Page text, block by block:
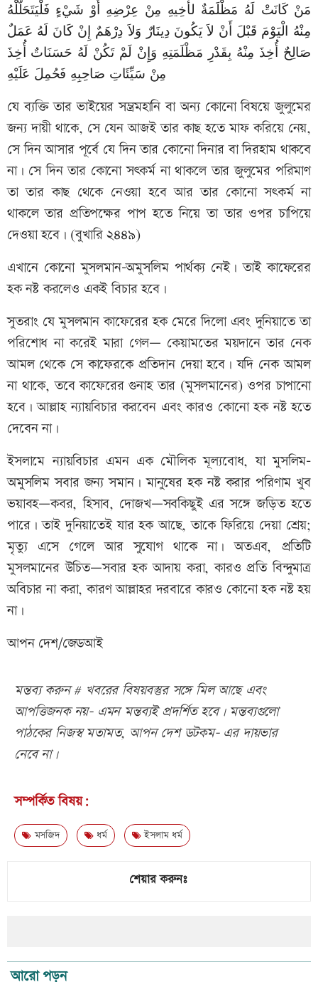
مَنْ كَانَتْ لَهُ مَظْلَمَةٌ لأَخِيهِ مِنْ عِرْضِهِ أَوْ شَيْءٍ فَلْيَتَحَلَّلْهُ
مِنْهُ الْيَوْمَ قَبْلَ أَنْ لاَ يَكُونَ دِينَارٌ وَلاَ دِرْهَمٌ إِنْ كَانَ لَهُ عَمَلٌ
صَالِحٌ أُخِذَ مِنْهُ بِقَدْرِ مَظْلَمَتِهِ وَإِنْ لَمْ تَكُنْ لَهُ حَسَنَاتٌ أُخِذَ
مِنْ سَيِّئَاتِ صَاحِبِهِ فَحُمِلَ عَلَيْهِ
যে ব্যক্তি তার ভাইয়ের সম্ভ্রমহানি বা অন্য কোনো বিষয়ে জুলুমের
জন্য দায়ী থাকে, সে যেন আজই তার কাছ হতে মাফ করিয়ে নেয়,
সে দিন আসার পূর্বে যে দিন তার কোনো দিনার বা দিরহাম থাকবে
না। সে দিন তার কোনো সৎকর্ম না থাকলে তার জুলুমের পরিমাণ
তা তার কাছ থেকে নেওয়া হবে আর তার কোনো সৎকর্ম না
থাকলে তার প্রতিপক্ষের পাপ হতে নিয়ে তা তার ওপর চাপিয়ে
দেওয়া হবে। (বুখারি ২৪৪৯)
এখানে কোনো মুসলমান–অমুসলিম পার্থক্য নেই। তাই কাফেরের
হক নষ্ট করলেও একই বিচার হবে।
সুতরাং যে মুসলমান কাফেরের হক মেরে দিলো এবং দুনিয়াতে তা
পরিশোধ না করেই মারা গেল— কেয়ামতের ময়দানে তার নেক
আমল থেকে সে কাফেরকে প্রতিদান দেয়া হবে। যদি নেক আমল
না থাকে, তবে কাফেরের গুনাহ তার (মুসলমানের) ওপর চাপানো
হবে। আল্লাহ ন্যায়বিচার করবেন এবং কারও কোনো হক নষ্ট হতে
দেবেন না।
ইসলামে ন্যায়বিচার এমন এক মৌলিক মূল্যবোধ, যা মুসলিম–
অমুসলিম সবার জন্য সমান। মানুষের হক নষ্ট করার পরিণাম খুব
ভয়াবহ—কবর, হিসাব, দোজখ—সবকিছুই এর সঙ্গে জড়িত হতে
পারে। তাই দুনিয়াতেই যার হক আছে, তাকে ফিরিয়ে দেয়া শ্রেয়;
মৃত্যু এসে গেলে আর সুযোগ থাকে না। অতএব, প্রতিটি
মুসলমানের উচিত—সবার হক আদায় করা, কারও প্রতি বিন্দুমাত্র
অবিচার না করা, কারণ আল্লাহর দরবারে কারও কোনো হক নষ্ট হয়
না।
আপন দেশ/জেডআই
মন্তব্য করুন # খবরের বিষয়বস্তুর সঙ্গে মিল আছে এবং
আপত্তিজনক নয়- এমন মন্তব্যই প্রদর্শিত হবে। মন্তব্যগুলো
পাঠকের নিজস্ব মতামত, আপন দেশ ডটকম- এর দায়ভার
নেবে না।
সম্পর্কিত বিষয়:
মসজিদ ধর্ম ইসলাম ধর্ম
শেয়ার করুনঃ
আরো পড়ুন